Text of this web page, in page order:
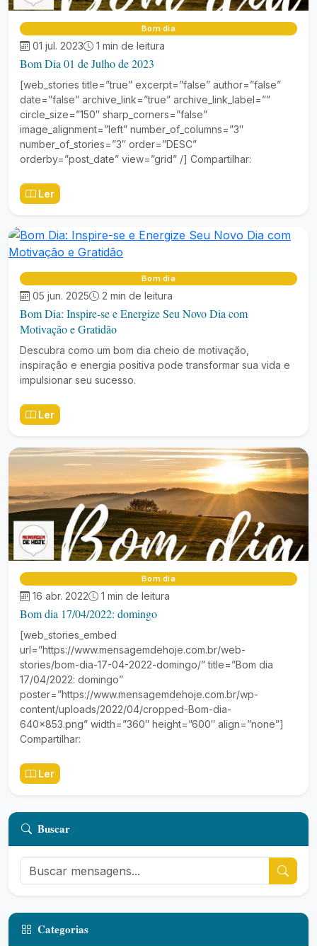
Bom dia
01 jul. 2023 1 min de leitura
Bom Dia 01 de Julho de 2023
[web_stories title=”true” excerpt=”false” author=”false”
date=”false” archive_link=”true” archive_link_label=””
circle_size=”150″ sharp_corners=”false”
image_alignment=”left” number_of_columns=”3″
number_of_stories=”3″ order=”DESC”
orderby=”post_date” view=”grid” /] Compartilhar:
Ler
Bom dia
05 jun. 2025 2 min de leitura
Bom Dia: Inspire-se e Energize Seu Novo Dia com
Motivação e Gratidão
Descubra como um bom dia cheio de motivação,
inspiração e energia positiva pode transformar sua vida e
impulsionar seu sucesso.
Ler
Bom dia
16 abr. 2022 1 min de leitura
Bom dia 17/04/2022: domingo
[web_stories_embed
url=”https://www.mensagemdehoje.com.br/web-
stories/bom-dia-17-04-2022-domingo/” title=”Bom dia
17/04/2022: domingo”
poster=”https://www.mensagemdehoje.com.br/wp-
content/uploads/2022/04/cropped-Bom-dia-
640×853.png” width=”360″ height=”600″ align=”none”]
Compartilhar:
Ler
Buscar
Categorias